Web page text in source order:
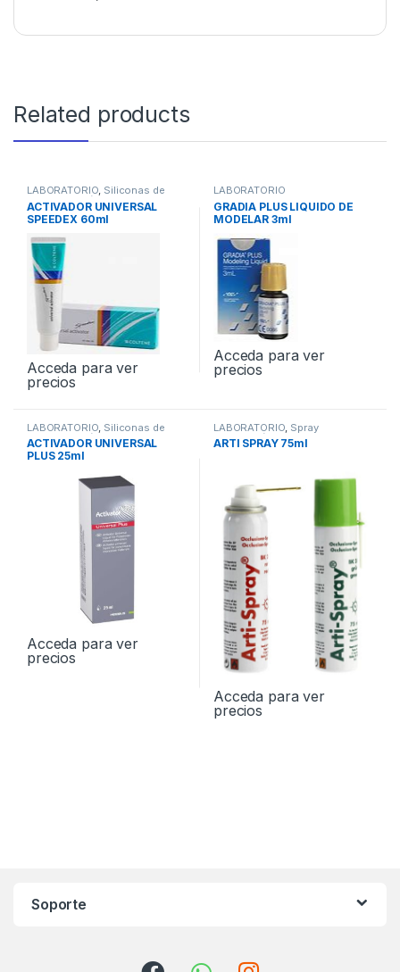
Related products
LABORATORIO Siliconas de
Condensación de Laboratorio
ACTIVADOR UNIVERSAL
SPEEDEX 60ml
Acceda para ver
precios
LABORATORIO
GRADIA PLUS LIQUIDO DE
MODELAR 3ml
Acceda para ver
precios
LABORATORIO Siliconas de
Condensación de Laboratorio
ACTIVADOR UNIVERSAL
PLUS 25ml
Acceda para ver
precios
LABORATORIO Spray
Articulación
ARTI SPRAY 75ml
Acceda para ver
precios
Soporte